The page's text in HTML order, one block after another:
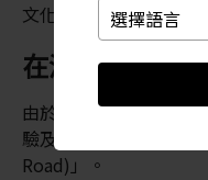
文化遺產。
在溫暖的季節
由於群馬的某些隘口冬
驗及駕車前往「日本羅
Road)」。